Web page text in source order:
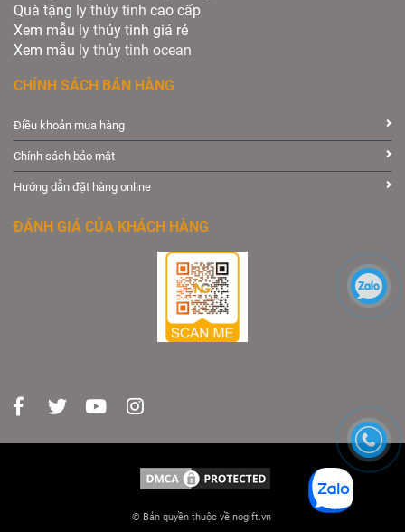
Quà tặng ly thủy tinh cao cấp
Xem mẫu ly thủy tinh giá rẻ
Xem mẫu ly thủy tinh ocean
CHÍNH SÁCH BÁN HÀNG
Điều khoản mua hàng
Chính sách bảo mật
Hướng dẫn đặt hàng online
ĐÁNH GIÁ CỦA KHÁCH HÀNG
© Bản quyền thuộc về nogift.vn